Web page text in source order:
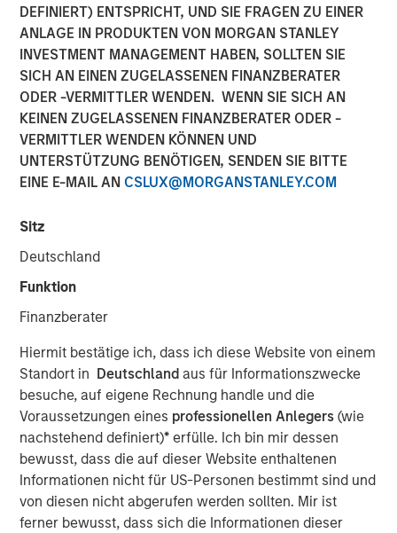
DEFINIERT) ENTSPRICHT, UND SIE FRAGEN ZU EINER
ANLAGE IN PRODUKTEN VON MORGAN STANLEY
INVESTMENT MANAGEMENT HABEN, SOLLTEN SIE
SICH AN EINEN ZUGELASSENEN FINANZBERATER
ODER -VERMITTLER WENDEN. WENN SIE SICH AN
KEINEN ZUGELASSENEN FINANZBERATER ODER -
VERMITTLER WENDEN KÖNNEN UND
UNTERSTÜTZUNG BENÖTIGEN, SENDEN SIE BITTE
EINE E-MAIL AN CSLUX@MORGANSTANLEY.COM
Sitz
Deutschland
Funktion
Finanzberater
Hiermit bestätige ich, dass ich diese Website von einem
Standort in Deutschland aus für Informationszwecke
besuche, auf eigene Rechnung handle und die
Voraussetzungen eines professionellen Anlegers(wie
nachstehend definiert)* erfülle. Ich bin mir dessen
bewusst, dass die auf dieser Website enthaltenen
Informationen nicht für US-Personen bestimmt sind und
von diesen nicht abgerufen werden sollten. Mir ist
ferner bewusst, dass sich die Informationen dieser
INSIGHTS
Opportunistic Credit:
Flexible Capital for an
Evolving Market
29 JUNI 2026
The Authors
Managing Director
Tim Clarke
Executive Director
Key Takeaways:
Within Private Credit, capital solutions strategies